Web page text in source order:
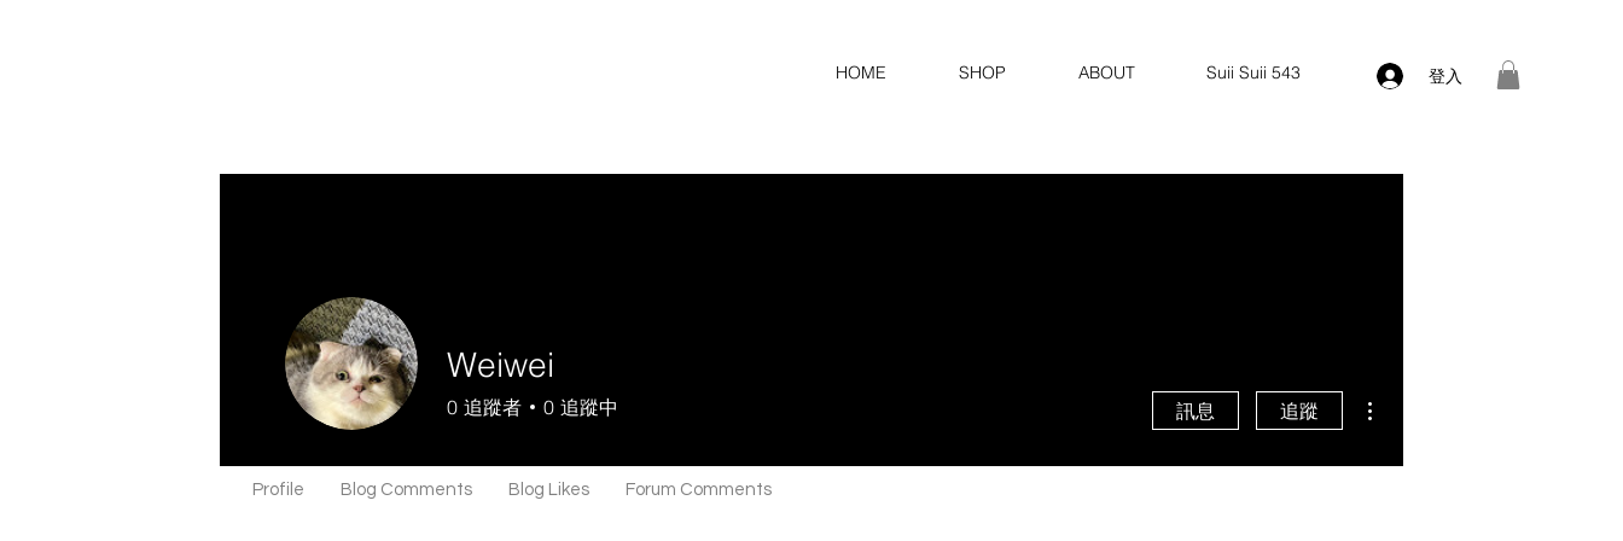
HOME SHOP ABOUT Suii Suii 543 登入
Weiwei
0 追蹤者 0 追蹤中 訊息 追蹤
Profile Blog Comments Blog Likes Forum Comments